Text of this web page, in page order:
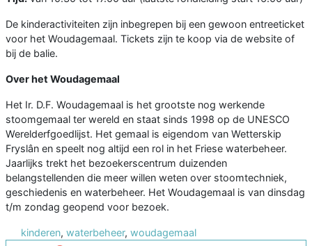
De kinderactiviteiten zijn inbegrepen bij een gewoon entreeticket
voor het Woudagemaal. Tickets zijn te koop via de website of
bij de balie.
Over het Woudagemaal
Het Ir. D.F. Woudagemaal is het grootste nog werkende
stoomgemaal ter wereld en staat sinds 1998 op de UNESCO
Werelderfgoedlijst. Het gemaal is eigendom van Wetterskip
Fryslân en speelt nog altijd een rol in het Friese waterbeheer.
Jaarlijks trekt het bezoekerscentrum duizenden
belangstellenden die meer willen weten over stoomtechniek,
geschiedenis en waterbeheer. Het Woudagemaal is van dinsdag
t/m zondag geopend voor bezoek.
kinderen, waterbeheer, woudagemaal